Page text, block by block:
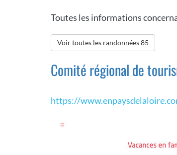
Toutes les informations
Voir toutes les randonnées 85
Comité régional de
https://